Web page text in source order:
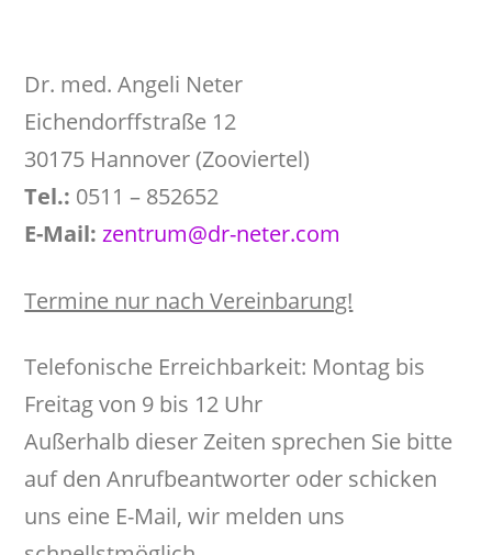
Dr. med. Angeli Neter
Eichendorffstraße 12
30175 Hannover (Zooviertel)
Tel.: 0511 – 852652
E-Mail: zentrum@dr-neter.com
Termine nur nach Vereinbarung!
Telefonische Erreichbarkeit: Montag bis
Freitag von 9 bis 12 Uhr
Außerhalb dieser Zeiten sprechen Sie bitte
auf den Anrufbeantworter oder schicken
uns eine E-Mail, wir melden uns